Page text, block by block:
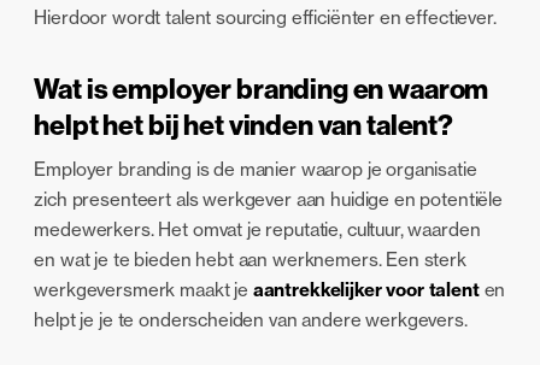
Hierdoor wordt talent sourcing efficiënter en effectiever.
Wat is employer branding en waarom
helpt het bij het vinden van talent?
Employer branding is de manier waarop je organisatie
zich presenteert als werkgever aan huidige en potentiële
medewerkers. Het omvat je reputatie, cultuur, waarden
en wat je te bieden hebt aan werknemers. Een sterk
werkgeversmerk maakt je aantrekkelijker voor talenten
helpt je je te onderscheiden van andere werkgevers.